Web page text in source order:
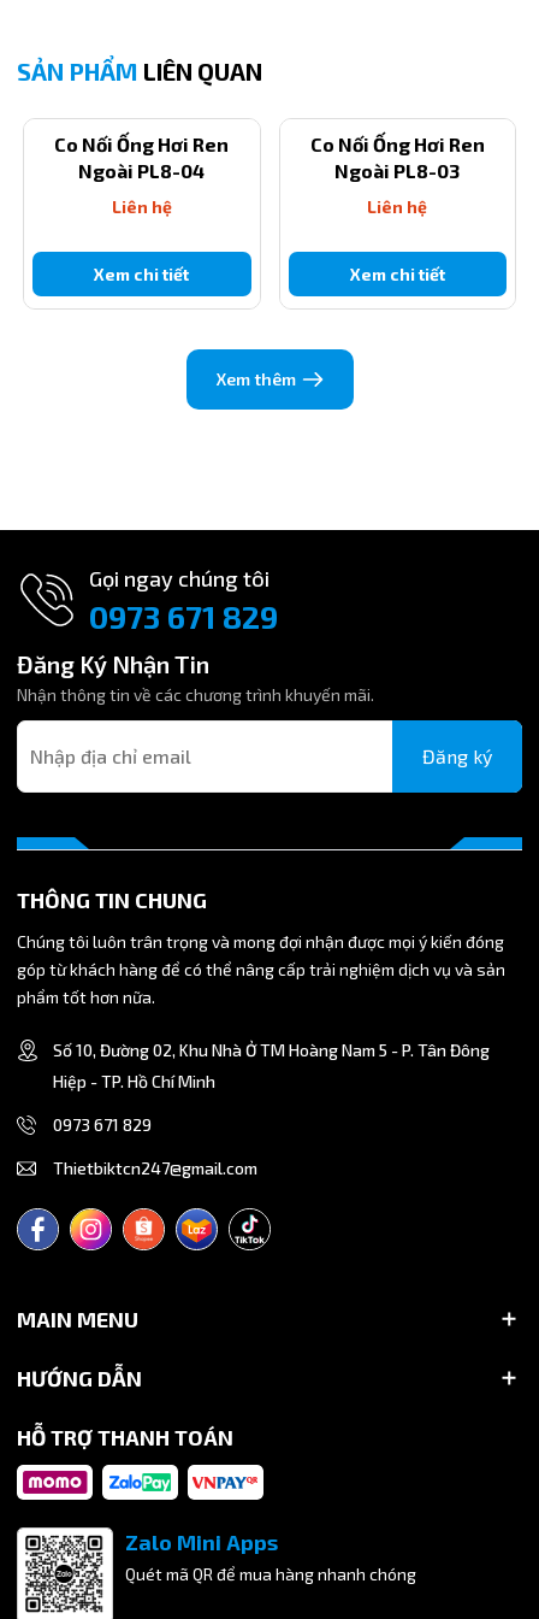
không gian chật hẹp.
3. Ứng Dụng Chuyên Biệt Của Nối Hơi Khí Nén PL8-04
Do có kích thước ren lớn nhất, PL8-04 thường được sử dụng
trong các ứng dụng:
bộ điều áp có cổng R1/2.
Đường Ống Nhánh: Sử dụng để lấy khí từ đường ống
Hệ Thống Thủy Lực/Khí Nén Kết Hợp: Đảm bảo kết nối an
toàn và ổn định cho các thiết bị công nghiệp nặng.
hỏng ren.
Gắn Ống: Cắt ống hơi Ø8mm phẳng. Đẩy ống thẳng vào đầu
nối cho đến khi cố định chắc chắn.
Bảo Trì: Thường xuyên kiểm tra vòng đệm và móng giữ để
5. Lý Do Nên Chọn Co Nối PL8-04 Chất Lượng Cao
cao là yếu tố quyết định sự ổn định của hệ thống khí nén
chất liệu bền bỉ giúp bạn tránh được các sự cố rò rỉ và
hỏng hóc đáng tiếc.
Công ty TNHH Thiết Bị Kỹ Thuật Công Nghiệp Việt Nam
chuyên cung cấp phụ kiện khí nén, đầu nối nhanh khí nén,
cút nối nhanh ống hơi, khớp nối ống khí với nhiều mã sản
phẩm với hầu hết kích thước phù hợp nhu cầu của quý
khách hàng.
Liên hệ liền tay hotline 0792 999 689 để được tư vấn, báo
giá và nhận nhiều ưu đãi
SẢN PHẨM LIÊN QUAN
Co Nối Ống Hơi Ren
Ngoài PL8-04
Liên hệ
Xem chi tiết
Co Nối Ống Hơi Ren
Ngoài PL8-03
Liên hệ
Xem chi tiết
Xem thêm
Gọi ngay chúng tôi
0973 671 829
Đăng Ký Nhận Tin
Nhận thông tin về các chương trình khuyến mãi.
Đăng ký
THÔNG TIN CHUNG
Chúng tôi luôn trân trọng và mong đợi nhận được mọi ý kiến đóng
góp từ khách hàng để có thể nâng cấp trải nghiệm dịch vụ và sản
phẩm tốt hơn nữa.
Số 10, Đường 02, Khu Nhà Ở TM Hoàng Nam 5 - P. Tân Đông
Hiệp - TP. Hồ Chí Minh
0973 671 829
Thietbiktcn247@gmail.com
MAIN MENU
HƯỚNG DẪN
HỖ TRỢ THANH TOÁN
Zalo Mini Apps
Quét mã QR để mua hàng nhanh chóng